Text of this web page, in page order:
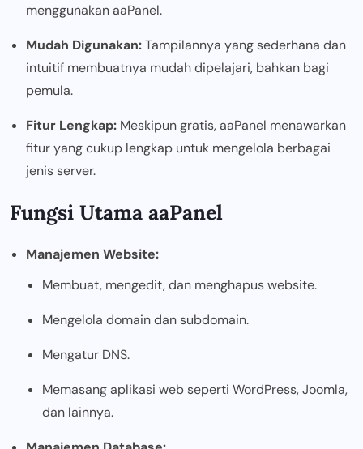
menggunakan aaPanel.
Mudah Digunakan:Tampilannya yang sederhana dan
intuitif membuatnya mudah dipelajari, bahkan bagi
pemula.
Fitur Lengkap: Meskipun gratis, aaPanel menawarkan
fitur yang cukup lengkap untuk mengelola berbagai
jenis server.
Fungsi Utama aaPanel
Manajemen Website:
Membuat, mengedit, dan menghapus website.
Mengelola domain dan subdomain.
Mengatur DNS.
Memasang aplikasi web seperti WordPress, Joomla,
dan lainnya.